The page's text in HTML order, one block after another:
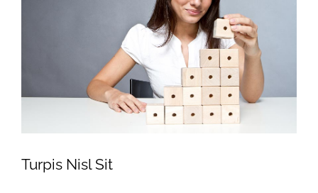
Turpis Nisl Sit